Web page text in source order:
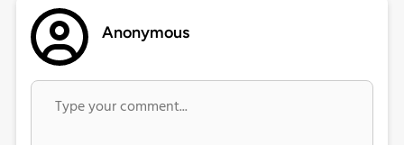
Anonymous